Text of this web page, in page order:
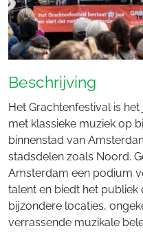
Beschrijving
Het Grachtenfestival is
met klassieke muziek op
binnenstad van
stadsdelen zoals Noord.
Amsterdam een podium
talent en biedt het publiek
bijzondere locaties,
verrassende muzikale